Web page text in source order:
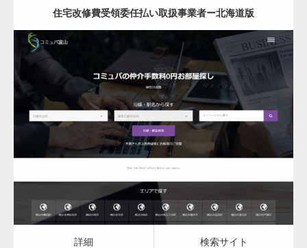
住宅改修費受領委任払い取扱事業者ー北海道版
更新日： 2023.03.10
住宅改修費受領委任払い取扱事業者
詳細 検索サイト
詳細 検索サイト